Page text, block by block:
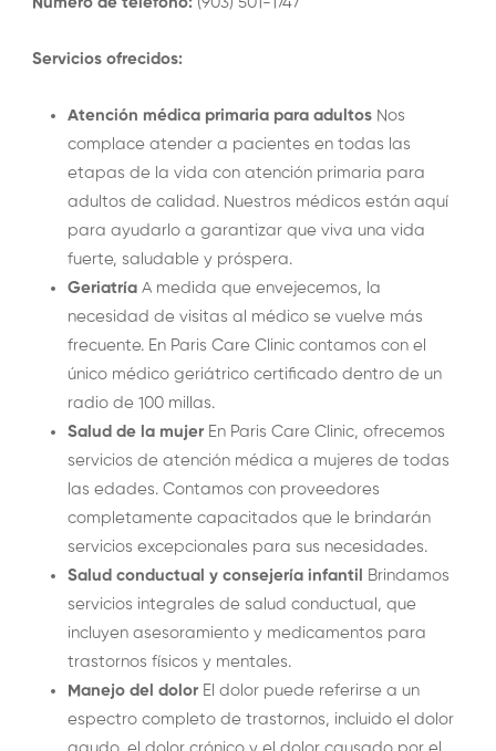
Servicios ofrecidos:
Atención médica primaria para adultosNos
complace atender a pacientes en todas las
etapas de la vida con atención primaria para
adultos de calidad. Nuestros médicos están aquí
para ayudarlo a garantizar que viva una vida
fuerte, saludable y próspera.
GeriatríaA medida que envejecemos, la
necesidad de visitas al médico se vuelve más
frecuente. En Paris Care Clinic contamos con el
único médico geriátrico certificado dentro de un
radio de 100 millas.
Salud de la mujerEn Paris Care Clinic, ofrecemos
servicios de atención médica a mujeres de todas
las edades. Contamos con proveedores
completamente capacitados que le brindarán
servicios excepcionales para sus necesidades.
Salud conductual y consejería infantil
Brindamos
servicios integrales de salud conductual, que
incluyen asesoramiento y medicamentos para
trastornos físicos y mentales.
Manejo del dolorEl dolor puede referirse a un
espectro completo de trastornos, incluido el dolor